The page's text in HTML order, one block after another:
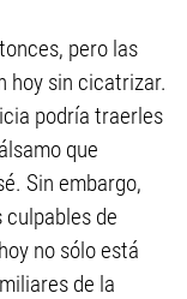
pero las
hoy sin cicatrizar.
podría traerles
que
Sin embargo,
culpables de
no sólo está
de la